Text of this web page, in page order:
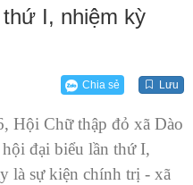
I, nhiệm kỳ
Chia sẻ Lưu
Hội Chữ thập đỏ xã Dào
đại biểu lần thứ I,
là sự kiện chính trị - xã